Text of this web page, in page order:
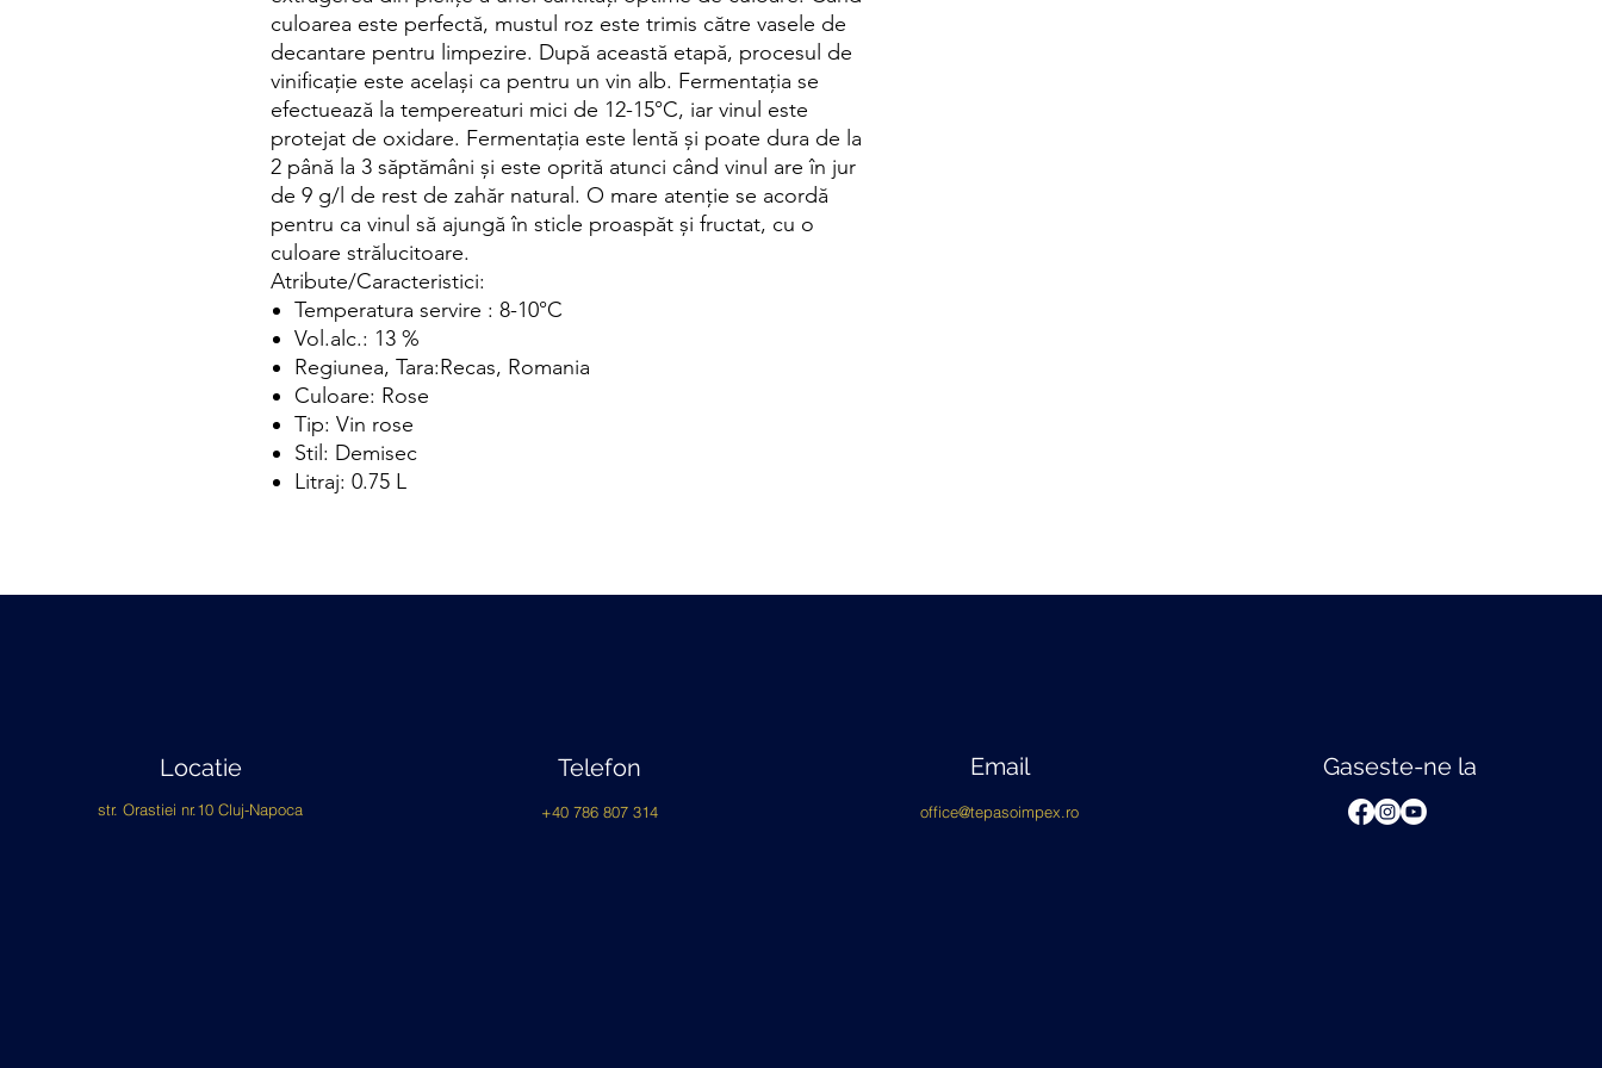
culoarea este perfectă, mustul roz este trimis către vasele de
decantare pentru limpezire. După această etapă, procesul de
vinificație este același ca pentru un vin alb. Fermentația se
efectuează la tempereaturi mici de 12-15°C, iar vinul este
protejat de oxidare. Fermentația este lentă și poate dura de la
2 până la 3 săptămâni şi este oprită atunci când vinul are în jur
de 9 g/l de rest de zahăr natural. O mare atenție se acordă
pentru ca vinul să ajungă în sticle proaspăt și fructat, cu o
culoare strălucitoare.
Atribute/Caracteristici:
Temperatura servire : 8-10°C
Vol.alc.: 13 %
Regiunea, Tara:Recas, Romania
Culoare: Rose
Tip: Vin rose
Stil: Demisec
Litraj: 0.75 L
Locatie
str. Orastiei nr.10 Cluj-Napoca
Telefon
+40 786 807 314
Email
office@tepasoimpex.ro
Gaseste-ne la